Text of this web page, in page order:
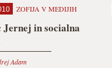
ZOFIJA V MEDIJIH
Jernej in socialna
Adam